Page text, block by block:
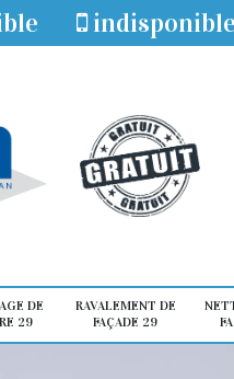
indisponible
DE
29
RAVALEMENT DE
FAÇADE 29